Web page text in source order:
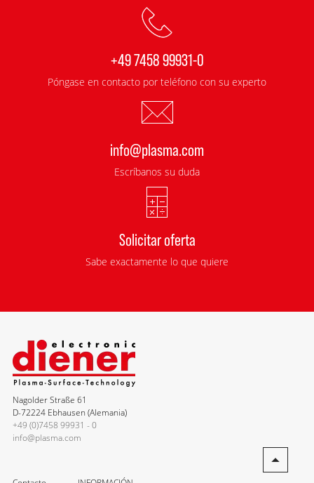
+49 7458 99931-0
Póngase en contacto por teléfono con su experto
info@plasma.com
Escríbanos su duda
Solicitar oferta
Sabe exactamente lo que quiere
Nagolder Straße 61
D-72224 Ebhausen (Alemania)
+49 (0)7458 99931 - 0
info@plasma.com